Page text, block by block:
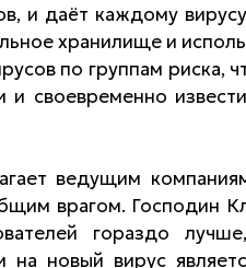
и даёт каждому
хранилище и
по группам риска,
и своевременно
ведущим
врагом. Господин
гораздо
на новый вирус